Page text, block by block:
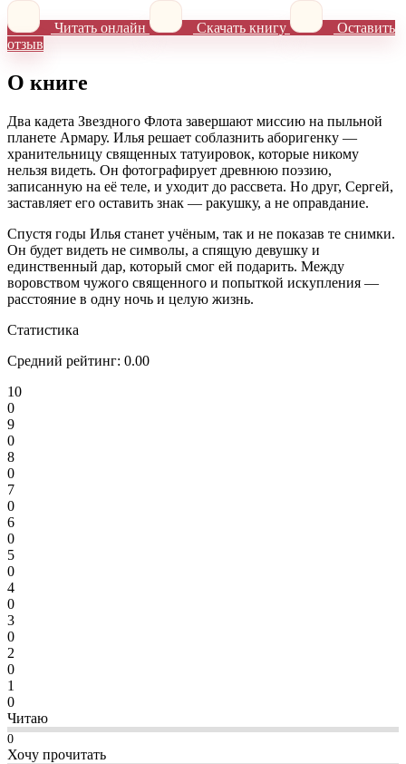
Читать онлайн Скачать книгу
Оставить
отзыв
О книге
Два кадета Звездного Флота завершают миссию на пыльной
планете Армару. Илья решает соблазнить аборигенку —
хранительницу священных татуировок, которые никому
нельзя видеть. Он фотографирует древнюю поэзию,
записанную на её теле, и уходит до рассвета. Но друг, Сергей,
заставляет его оставить знак — ракушку, а не оправдание.
Спустя годы Илья станет учёным, так и не показав те снимки.
Он будет видеть не символы, а спящую девушку и
единственный дар, который смог ей подарить. Между
воровством чужого священного и попыткой искупления —
расстояние в одну ночь и целую жизнь.
Статистика
Средний рейтинг: 0.00
10
0
9
0
8
0
7
0
6
0
5
0
4
0
3
0
2
0
1
0
Читаю
0
Хочу прочитать